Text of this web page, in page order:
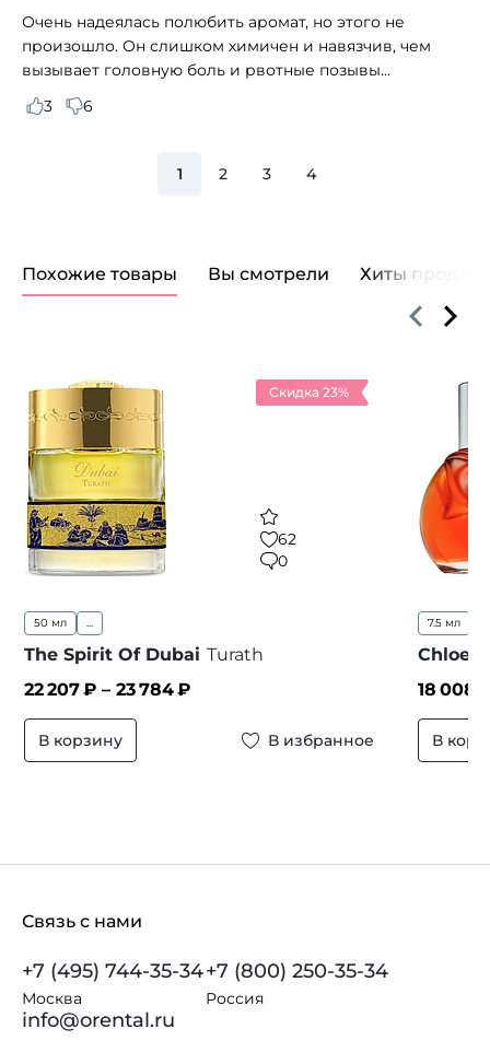
Очень надеялась полюбить аромат, но этого не
произошло. Он слишком химичен и навязчив, чем
вызывает головную боль и рвотные позывы...
3
6
1 2 3 4
Похожие товары Вы смотрели Хиты продаж
Скидка 23%
62
0
50 мл
The Spirit Of Dubai Turath
22 207₽ – 23 784₽
В корзину В избранное
7.5 мл
Chloe
18 008
В
Связь с нами
+7 (495) 744-35-34
Москва
+7 (800) 250-35-34
Россия
info@orental.ru